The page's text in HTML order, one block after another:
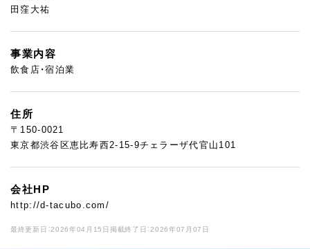
田窪大祐
事業内容
飲食店・宿泊業
住所
〒150-0021
東京都渋谷区恵比寿西2-15-9チェラーザ代官山101
会社HP
http://d-tacubo.com/
最終更新日：2026年04月15日 掲載終了日：2026年07月07日